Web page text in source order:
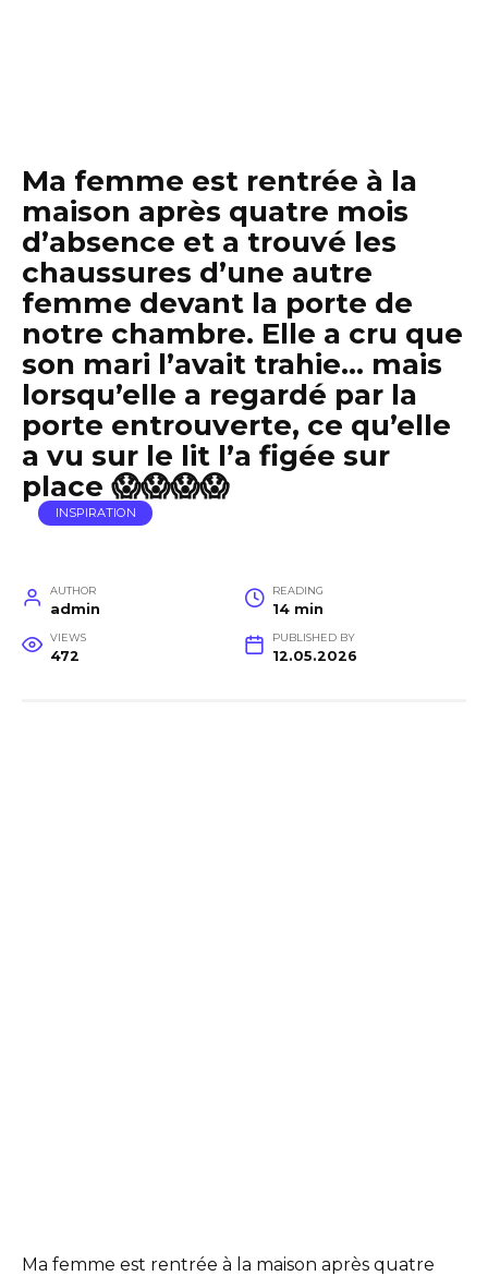
Ma femme est rentrée à la
maison après quatre mois
d’absence et a trouvé les
chaussures d’une autre
femme devant la porte de
notre chambre. Elle a cru que
son mari l’avait trahie… mais
lorsqu’elle a regardé par la
porte entrouverte, ce qu’elle
a vu sur le lit l’a figée sur
place 😱😱😱😱
INSPIRATION
AUTHOR
admin
READING
14 min
VIEWS
472
PUBLISHED BY
12.05.2026
Ma femme est rentrée à la maison après quatre